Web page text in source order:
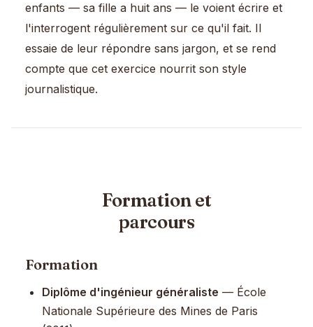
enfants — sa fille a huit ans — le voient écrire et
l'interrogent régulièrement sur ce qu'il fait. Il
essaie de leur répondre sans jargon, et se rend
compte que cet exercice nourrit son style
journalistique.
Formation et
parcours
Formation
Diplôme d'ingénieur généraliste — École
Nationale Supérieure des Mines de Paris